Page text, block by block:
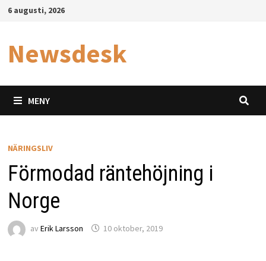
Hoppa
6 augusti, 2026
Newsdesk
MENY
NÄRINGSLIV
Förmodad räntehöjning i
Norge
av Erik Larsson 10 oktober, 2019